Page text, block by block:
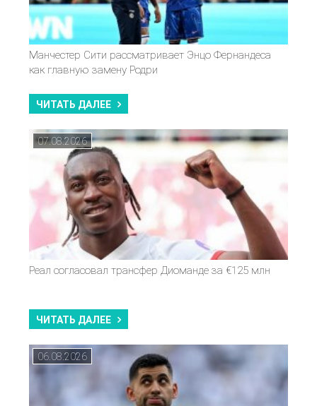
Манчестер Сити рассматривает Энцо Фернандеса
как главную замену Родри
ЧИТАТЬ ДАЛЕЕ
07.08.2026
Реал согласовал трансфер Диоманде за €125 млн
ЧИТАТЬ ДАЛЕЕ
06.08.2026